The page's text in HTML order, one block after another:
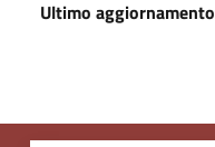
Ultimo aggiornamento